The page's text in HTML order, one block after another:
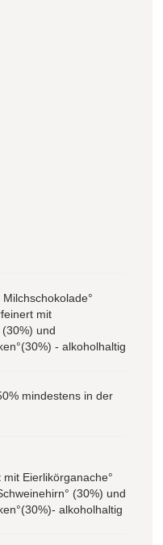
Milchschokolade°
mit
und
- alkoholhaltig
mindestens in der
Eierlikörganache°
(30%) und
alkoholhaltig